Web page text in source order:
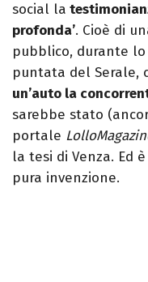
social la
profonda’. Cioè di
pubblico, durante
puntata del Serale,
un’auto la
sarebbe stato
portale
la tesi di Venza. Ed
pura invenzione.